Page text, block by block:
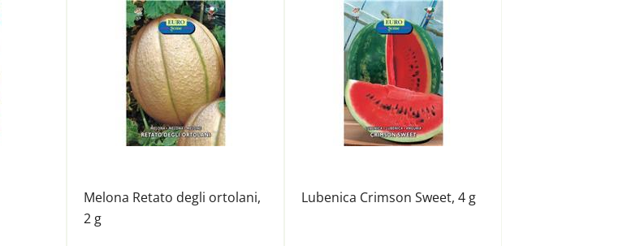
Melona Retato degli ortolani,
2 g
Lubenica Crimson Sweet, 4 g